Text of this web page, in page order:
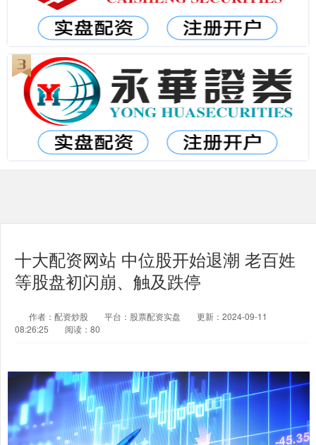
十大配资网站 中位股开始退潮 老百姓
等股盘初闪崩、触及跌停
作者：配资炒股 平台：股票配资实盘
更新：2024-09-11
08:26:25
阅读：80